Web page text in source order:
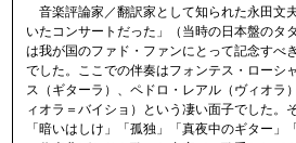
音楽評論家／翻訳家として知られた永田文
いたコンサートだった」（当時の日本盤のタ
は我が国のファド・ファンにとって記念すべ
でした。ここでの伴奏はフォンテス・ローシ
ス（ギターラ）、ペドロ・レアル（ヴィオラ
ィオラ＝バイショ）という凄い面子でした。
「暗いはしけ」「孤独」「真夜中のギター」